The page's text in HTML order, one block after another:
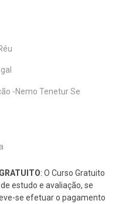
-Nemo Tenetur Se
: O Curso Gratuito
estudo e avaliação, se
se efetuar o pagamento